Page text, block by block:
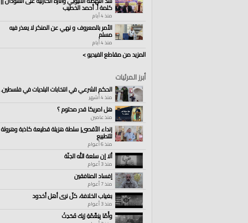
كلمة أ. أحمد الخطيب
منذ 4 أيام
الأمر بالمعروف و نهي عن المنكر لا يعذر فيه
مسلم
منذ 4 أيام
المزيد من مقاطع الفيديو >
أبرز المرئيات
الحكم الشرعي في انتخابات البلديات في فلسطين.
منذ 4 أشهر
هل امريكا قدر محتوم ؟
منذ عامين
|نداء الأقصى| سلطة هزيلة قطيعة كاذبة وهرولة
للتطبيع
منذ 6 أعوام
ألا إن سلعة الله الجنّة
منذ 3 أعوام
إفساد المنافقين
منذ 7 أعوام
بغياب الخلافة، كلّ نرى أهل أخدود
منذ 3 أعوام
وأَمّا بِنِعِّمًةِ رَبِكَ فَحَدِثْ